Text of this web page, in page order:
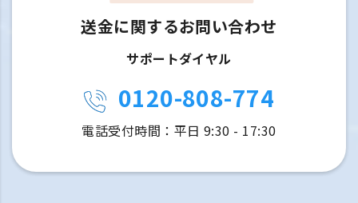
送金に関するお問い合わせ
サポートダイヤル
0120-808-774
電話受付時間：平日 9:30 - 17:30